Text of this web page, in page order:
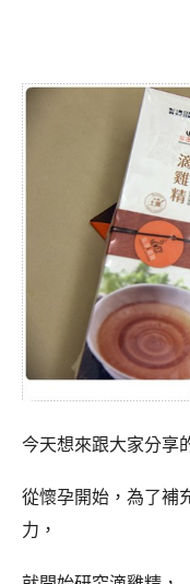
今天想來跟大家分享
從懷孕開始，為了補
力，